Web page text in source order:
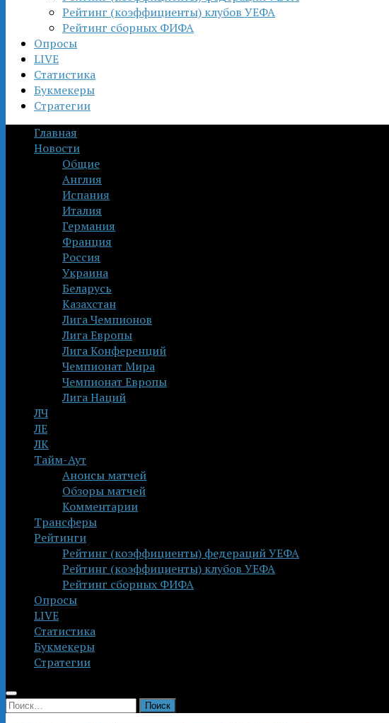
Рейтинг (коэффициенты) клубов УЕФА
Рейтинг сборных ФИФА
Опросы
LIVE
Статистика
Букмекеры
Стратегии
Главная
Новости
Общие
Англия
Испания
Италия
Германия
Франция
Россия
Украина
Беларусь
Казахстан
Лига Чемпионов
Лига Европы
Лига Конференций
Чемпионат Мира
Чемпионат Европы
Лига Наций
ЛЧ
ЛЕ
ЛК
Тайм-Аут
Анонсы матчей
Обзоры матчей
Комментарии
Трансферы
Рейтинги
Рейтинг (коэффициенты) федераций УЕФА
Рейтинг (коэффициенты) клубов УЕФА
Рейтинг сборных ФИФА
Опросы
LIVE
Статистика
Букмекеры
Стратегии
Найти: